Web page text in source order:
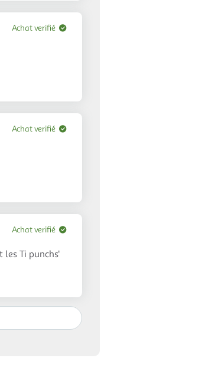
Achat verifié
Achat verifié
Ti punchs'
Achat verifié